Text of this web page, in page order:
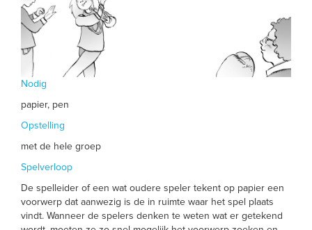
Nodig
papier, pen
Opstelling
met de hele groep
Spelverloop
De spelleider of een wat oudere speler tekent op papier een
voorwerp dat aanwezig is de in ruimte waar het spel plaats
vindt. Wanneer de spelers denken te weten wat er getekend